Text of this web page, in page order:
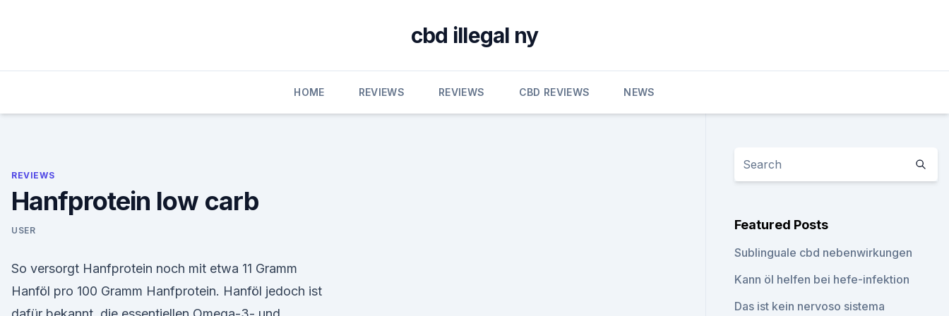
cbd illegal ny
HOME REVIEWS REVIEWS CBD REVIEWS NEWS
REVIEWS
Hanfprotein low carb
USER
So versorgt Hanfprotein noch mit etwa 11 Gramm
Hanföl pro 100 Gramm Hanfprotein. Hanföl jedoch ist
Featured Posts
Sublinguale cbd nebenwirkungen
Kann öl helfen bei hefe-infektion
Das ist kein nervoso sistema